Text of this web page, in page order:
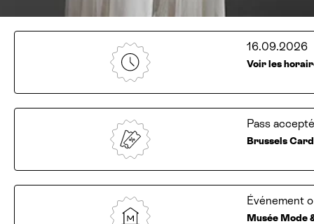
16.09.2026
Voir les
Pass
Brussels
Événement
Musée Mode